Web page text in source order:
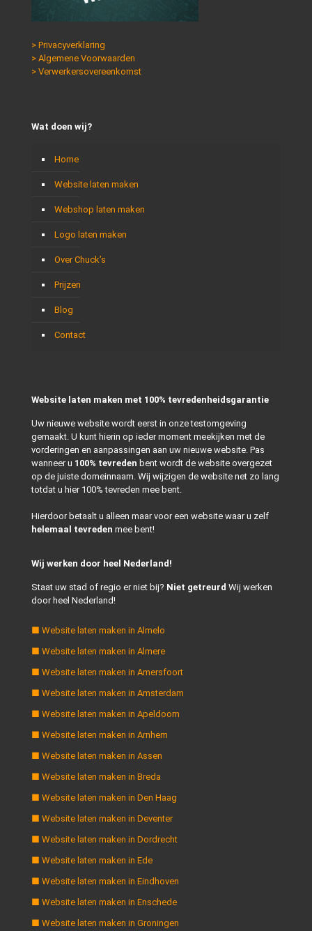
> Privacyverklaring
> Algemene Voorwaarden
> Verwerkersovereenkomst
Wat doen wij?
Home
Website laten maken
Webshop laten maken
Logo laten maken
Over Chuck’s
Prijzen
Blog
Contact
Website laten maken met 100% tevredenheidsgarantie
Uw nieuwe website wordt eerst in onze testomgeving
gemaakt. U kunt hierin op ieder moment meekijken met de
vorderingen en aanpassingen aan uw nieuwe website. Pas
wanneer u 100% tevreden bent wordt de website overgezet
op de juiste domeinnaam. Wij wijzigen de website net zo lang
totdat u hier 100% tevreden mee bent.
Hierdoor betaalt u alleen maar voor een website waar u zelf
helemaal tevreden mee bent!
Wij werken door heel Nederland!
Staat uw stad of regio er niet bij? Niet getreurd Wij werken
door heel Nederland!
■ Website laten maken in Almelo
■ Website laten maken in Almere
■ Website laten maken in Amersfoort
■ Website laten maken in Amsterdam
■ Website laten maken in Apeldoorn
■ Website laten maken in Arnhem
■ Website laten maken in Assen
■ Website laten maken in Breda
■ Website laten maken in Den Haag
■ Website laten maken in Deventer
■ Website laten maken in Dordrecht
■ Website laten maken in Ede
■ Website laten maken in Eindhoven
■ Website laten maken in Enschede
■ Website laten maken in Groningen